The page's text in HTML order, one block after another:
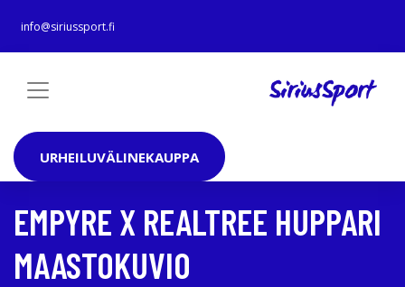
info@siriussport.fi
URHEILUVÄLINEKAUPPA
EMPYRE X REALTREE HUPPARI
MAASTOKUVIO